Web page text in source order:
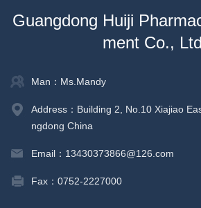
Guangdong Huiji
ment Co.,
Man：Ms.Mandy
Address：Building 2, No.10 Xiajiao
ngdong China
Email：13430373866@126.com
Fax：0752-2227000